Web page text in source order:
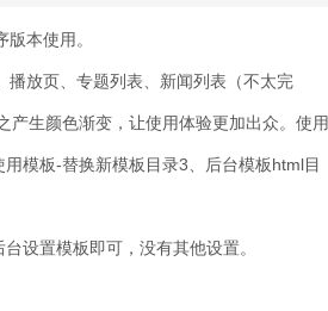
本使用。
放页、专题列表、新闻列表（不太完
产生颜色渐变，让使用体验更加出众。使用
模板-替换新模板目录3、后台模板html目
设置模板即可，没有其他设置。